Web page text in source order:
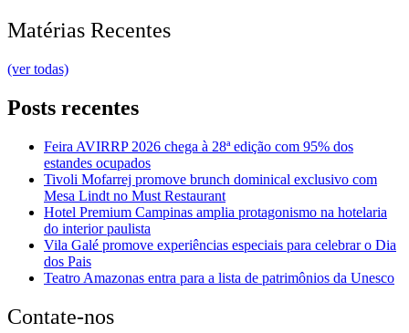
Matérias Recentes
(ver todas)
Posts recentes
Feira AVIRRP 2026 chega à 28ª edição com 95% dos
estandes ocupados
Tivoli Mofarrej promove brunch dominical exclusivo com
Mesa Lindt no Must Restaurant
Hotel Premium Campinas amplia protagonismo na hotelaria
do interior paulista
Vila Galé promove experiências especiais para celebrar o Dia
dos Pais
Teatro Amazonas entra para a lista de patrimônios da Unesco
Contate-nos